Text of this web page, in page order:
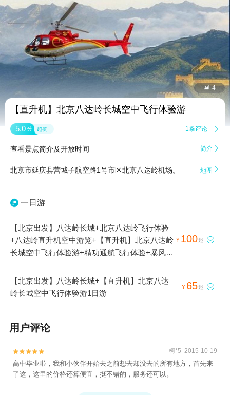
 4
【直升机】北京八达岭长城空中飞行体验游
5.0 分 超赞 1条评论 
查看景点简介及开放时间 简介 
北京市延庆县营城子航空路1号市区北京八达岭机场。 地图 
一日游
【北京出发】八达岭长城+北京八达岭飞行体验
+八达岭直升机空中游览+【直升机】北京八达岭
长城空中飞行体验游+精功通航飞行体验+暴风雨
直升机俱乐部+精功通航飞行体验+长城直升机飞
行体验中心+八达岭众邦京华飞行基地+北京固定
翼直升机基地+华远航空飞行俱乐部+直升飞机空
¥ 100起 
【北京出发】八达岭长城+【直升机】北京八达
岭长城空中飞行体验游1日游
¥ 65起 
用户评论

 柯*5 2015-10-19
高中毕业啦，我和小伙伴开始去之前想去却没去的所有地方，首先来
了这，这里的价格还算便宜，挺不错的，服务还可以。
